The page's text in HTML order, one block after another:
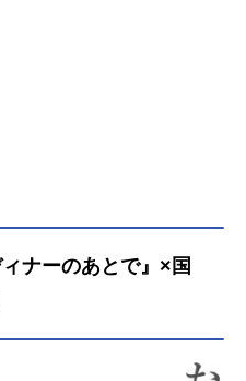
日（金）フジテレビ系「ノイ
花澤香菜影山：梶裕貴風祭
宮野真守スタッフ原作：東
原光幸シリーズ構成：國澤
ャラクターデザイン：河田
ナーのあとで』×国